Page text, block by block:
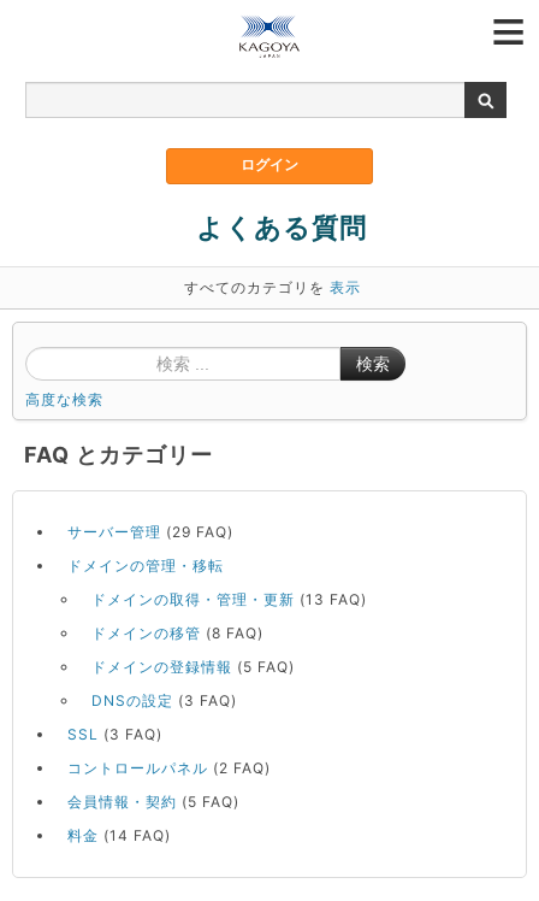
よくある質問
すべてのカテゴリを 表示
検索
高度な検索
FAQ とカテゴリー
サーバー管理 (29 FAQ)
ドメインの管理・移転
ドメインの取得・管理・更新 (13 FAQ)
ドメインの移管 (8 FAQ)
ドメインの登録情報 (5 FAQ)
DNSの設定 (3 FAQ)
SSL
(3 FAQ)
コントロールパネル (2 FAQ)
会員情報・契約 (5 FAQ)
料金 (14 FAQ)